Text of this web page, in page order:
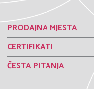
PRODAJNA MJESTA
CERTIFIKATI
ČESTA PITANJA